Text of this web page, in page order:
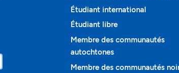
Étudiant international
Étudiant libre
Membre des communautés
autochtones
Membre des communautés